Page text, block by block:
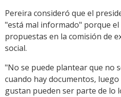
Pereira consideró que el
"está mal informado" porque
propuestas en la comisión de
social.
"No se puede plantear que no
cuando hay documentos,
gustan pueden ser parte de lo